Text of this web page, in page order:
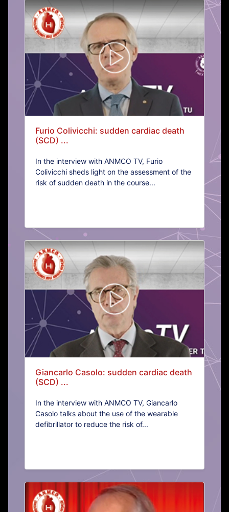
Furio Colivicchi: sudden cardiac death
(SCD) ...
In the interview with ANMCO TV, Furio
Colivicchi sheds light on the assessment of the
risk of sudden death in the course...
Giancarlo Casolo: sudden cardiac death
(SCD) ...
In the interview with ANMCO TV, Giancarlo
Casolo talks about the use of the wearable
defibrillator to reduce the risk of...